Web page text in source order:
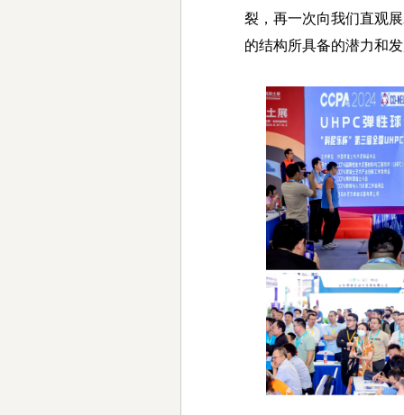
裂，再一次向我们直观
的结构所具备的潜力和